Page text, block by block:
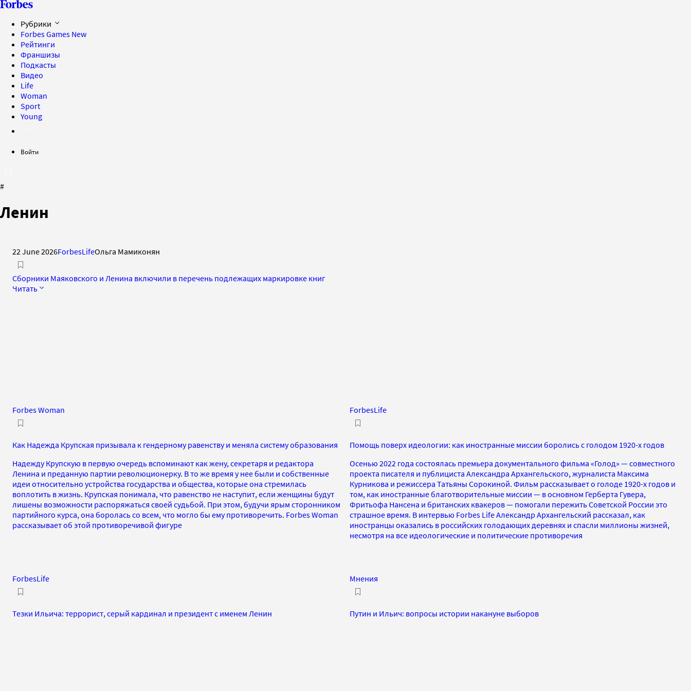
Рубрики
Forbes Games New
Рейтинги
Франшизы
Подкасты
Видео
Life
Woman
Sport
Young
Войти
#
Ленин
22 June 2026ForbesLifeОльга Мамиконян
Сборники Маяковского и Ленина включили в перечень подлежащих маркировке книг
Читать
Forbes Woman
Как Надежда Крупская призывала к гендерному равенству и меняла систему образования
Надежду Крупскую в первую очередь вспоминают как жену, секретаря и редактора
Ленина и преданную партии революционерку. В то же время у нее были и собственные
идеи относительно устройства государства и общества, которые она стремилась
воплотить в жизнь. Крупская понимала, что равенство не наступит, если женщины будут
лишены возможности распоряжаться своей судьбой. При этом, будучи ярым сторонником
партийного курса, она боролась со всем, что могло бы ему противоречить. Forbes Woman
рассказывает об этой противоречивой фигуре
ForbesLife
Помощь поверх идеологии: как иностранные миссии боролись с голодом 1920-х годов
Осенью 2022 года состоялась премьера документального фильма «Голод» — совместного
проекта писателя и публициста Александра Архангельского, журналиста Максима
Курникова и режиссера Татьяны Сорокиной. Фильм рассказывает о голоде 1920-х годов и
том, как иностранные благотворительные миссии — в основном Герберта Гувера,
Фритьофа Нансена и британских квакеров — помогали пережить Советской России это
страшное время. В интервью Forbes Life Александр Архангельский рассказал, как
иностранцы оказались в российских голодающих деревнях и спасли миллионы жизней,
несмотря на все идеологические и политические противоречия
ForbesLife
Тезки Ильича: террорист, серый кардинал и президент с именем Ленин
Мнения
Путин и Ильич: вопросы истории накануне выборов